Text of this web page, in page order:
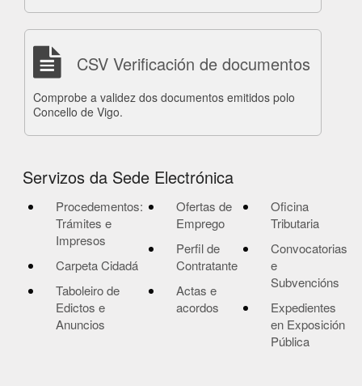
CSV Verificación de documentos
Comprobe a validez dos documentos emitidos polo
Concello de Vigo.
Servizos da Sede Electrónica
Procedementos:
Trámites e
Impresos
Carpeta Cidadá
Taboleiro de
Edictos e
Anuncios
Ofertas de
Emprego
Perfil de
Contratante
Actas e
acordos
Oficina
Tributaria
Convocatorias
e
Subvencións
Expedientes
en Exposición
Pública